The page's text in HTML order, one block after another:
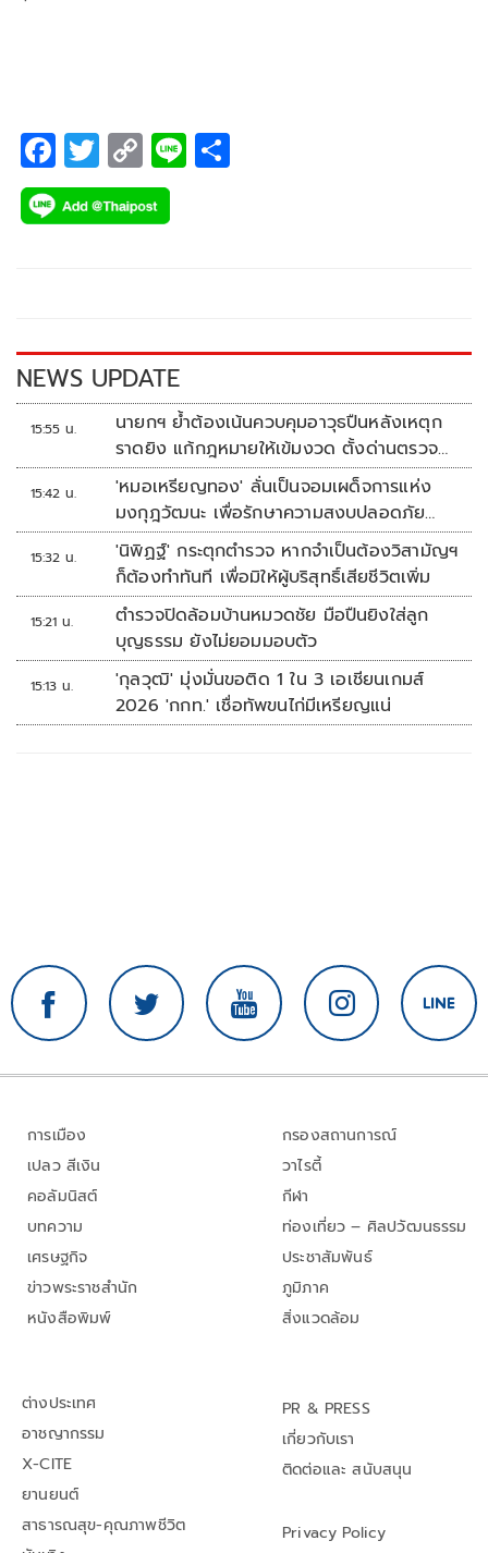
รวม 12 ล้านดอลลาร์สหรัฐ หรือราว 390.7 ล้านบาท
F
ac
e
k
T
wi
tt
C
o
p
k
Li
NEWS UPDATE
15:55 น.
นายกฯ ย้ำต้องเน้นควบคุมอาวุธปืนหลังเหตุก
ราดยิง แก้กฎหมายให้เข้มงวด ตั้งด่านตรวจ
เพิ่ม
15:42 น.
'หมอเหรียญทอง' ลั่นเป็นจอมเผด็จการแห่ง
มงกุฎวัฒนะ เพื่อรักษาความสงบปลอดภัย
ภายในรพ.
15:32 น.
'นิพิฏฐ์' กระตุกตำรวจ หากจำเป็นต้องวิสามัญฯ
ก็ต้องทำทันที เพื่อมิให้ผู้บริสุทธิ์เสียชีวิตเพิ่ม
15:21 น.
ตำรวจปิดล้อมบ้านหมวดชัย มือปืนยิงใส่ลูก
บุญธรรม ยังไม่ยอมมอบตัว
15:13 น.
'กุลวุฒิ' มุ่งมั่นขอติด 1 ใน 3 เอเชียนเกมส์
2026 'กกท.' เชื่อทัพขนไก่มีเหรียญแน่
การเมือง
เปลว สีเงิน
คอลัมนิสต์
บทความ
เศรษฐกิจ
ข่าวพระราชสำนัก
หนังสือพิมพ์
กรองสถานการณ์
วาไรตี้
กีฬา
ท่องเที่ยว – ศิลปวัฒนธรรม
ประชาสัมพันธ์
ภูมิภาค
สิ่งแวดล้อม
ต่างประเทศ
อาชญากรรม
X-CITE
ยานยนต์
สาธารณสุข-คุณภาพชีวิต
PR & PRESS
เกี่ยวกับเรา
ติดต่อและ สนับสนุน
Privacy Policy